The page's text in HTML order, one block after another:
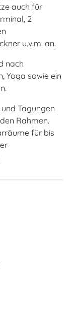
auch für
2
u.v.m. an.
nach
Yoga sowie ein
Tagungen
Rahmen.
für bis